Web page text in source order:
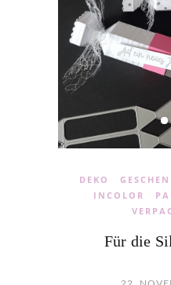
DEKO
INCOLOR
Für die